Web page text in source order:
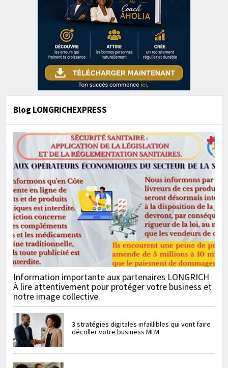
Blog LONGRICHEXPRESS
Information importante aux partenaires LONGRICH
À lire attentivement pour protéger votre business et
notre image collective.
3 stratégies digitales infaillibles qui vont faire
décoller votre business MLM